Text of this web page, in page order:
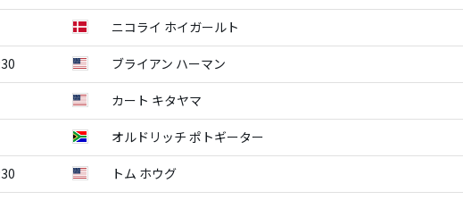
ニコライ ホイガールト
ブライアン ハーマン
カート キタヤマ
オルドリッチ ポトギーター
トム ホウグ